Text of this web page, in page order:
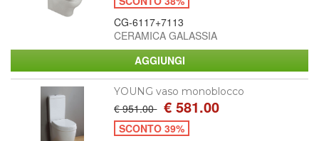
CG-6117+7113
CERAMICA GALASSIA
YOUNG vaso monoblocco
€ 951.00 € 581.00
SCONTO 39%